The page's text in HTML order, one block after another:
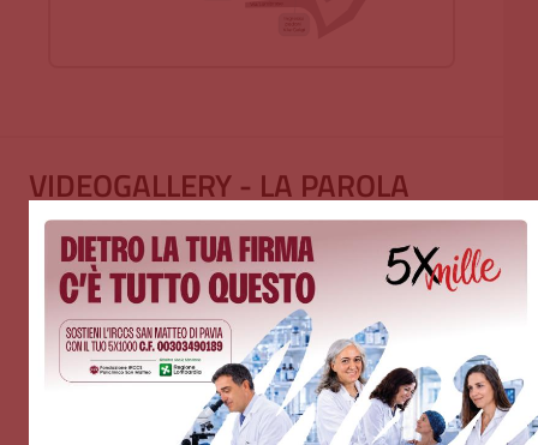
VIDEOGALLERY - LA PAROLA
AGLI SPECIALISTI DEL SAN
MATTEO